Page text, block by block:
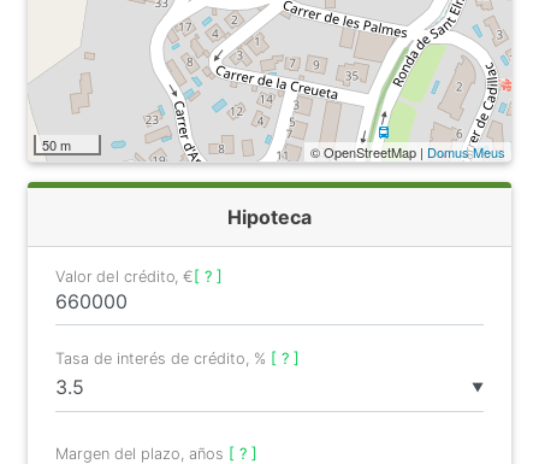
50 m © OpenStreetMap | Domus Meus
Hipoteca
Valor del crédito, €[ ? ]
▼
Tasa de interés de crédito, % [ ? ]
Margen del plazo, años [ ? ]